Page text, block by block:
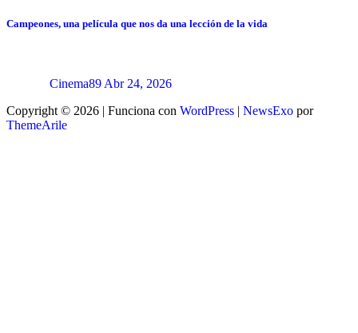
Campeones, una película que nos da una lección de la vida
Cinema89 Abr 24, 2026
Copyright © 2026 | Funciona con WordPress | NewsExo por
ThemeArile